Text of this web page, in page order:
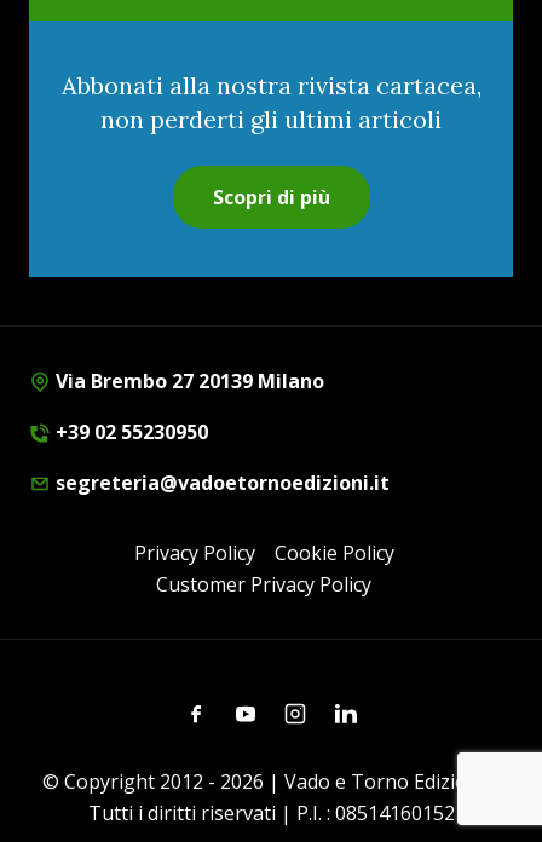
Abbonati alla nostra rivista cartacea,
non perderti gli ultimi articoli
Scopri di più
Via Brembo 27 20139 Milano
+39 02 55230950
segreteria@vadoetornoedizioni.it
Privacy Policy
Cookie Policy
Customer Privacy Policy
FacebookYoutubeInstagramLinkedin
© Copyright 2012 - 2026 | Vado e Torno Edizioni |
Tutti i diritti riservati | P.I. : 08514160152